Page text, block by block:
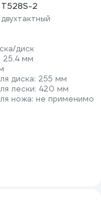
T528S-2
двухтактный
диск
25.4 мм
диска: 255 мм
лески: 420 мм
ножа: не применимо